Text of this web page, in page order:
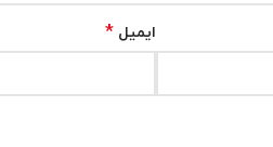
ایمیل *